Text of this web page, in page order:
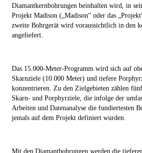
Diamantkernbohrungen beinhalten wird, in
Projekt Madison („ Madison“ oder das „ Projekt
zweite Bohrgerät wird voraussichtlich in den
angeliefert.
Das 15.000-Meter-Programm wird sich auf
Skarnziele (10.000 Meter) und tiefere
konzentrieren. Zu den Zielgebieten zählen
Skarn- und Porphyrziele, die infolge der
Arbeiten und Datenanalyse die fundiertesten
jemals auf dem Projekt definiert wurden.
Mit den Diamantbohrungen werden die